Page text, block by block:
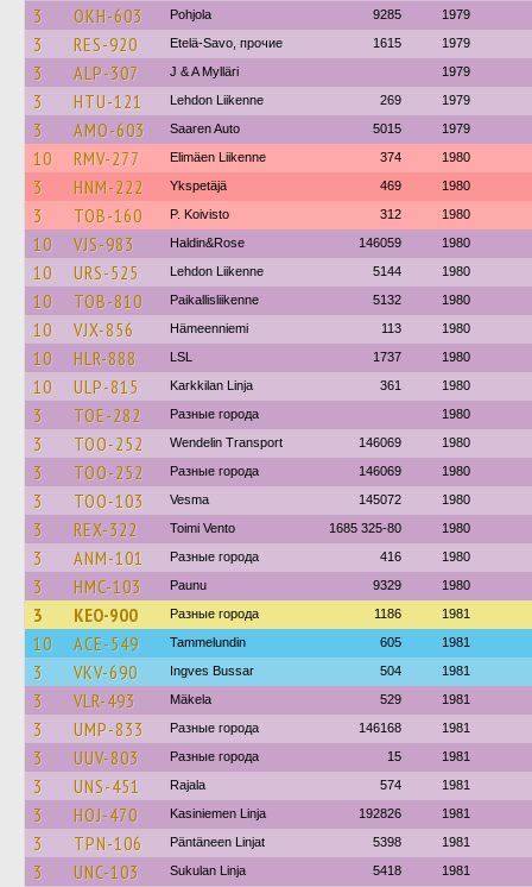
3 OKH-603 Pohjola 9285 1979
3 RES-920 Etelä-Savo, прочие 1615 1979
3 ALP-307 J & A Mylläri 1979
3 HTU-121 Lehdon Liikenne 269 1979
3 AMO-603 Saaren Auto 5015 1979
10 RMV-277 Elimäen Liikenne 374 1980
3 HNM-222 Ykspetäjä 469 1980
3 TOB-160 P. Koivisto 312 1980
10 VJS-983 Haldin&Rose 146059 1980
10 URS-525 Lehdon Liikenne 5144 1980
10 TOB-810 Paikallisliikenne 5132 1980
10 VJX-856 Hämeenniemi 113 1980
10 HLR-888 LSL 1737 1980
10 ULP-815 Karkkilan Linja 361 1980
3 TOE-282 Разные города 1980
3 TOO-252 Wendelin Transport 146069 1980
3 TOO-252 Разные города 146069 1980
3 TOO-103 Vesma 145072 1980
3 REX-322 Toimi Vento 1685 325-80 1980
3 ANM-101 Разные города 416 1980
3 HMC-103 Paunu 9329 1980
3 KEO-900 Разные города 1186 1981
10 ACE-549 Tammelundin 605 1981
3 VKV-690 Ingves Bussar 504 1981
3 VLR-493 Mäkela 529 1981
3 UMP-833 Разные города 146168 1981
3 UUV-803 Разные города 15 1981
3 UNS-451 Rajala 574 1981
3 HOJ-470 Kasiniemen Linja 192826 1981
3 TPN-106 Päntäneen Linjat 5398 1981
3 UNC-103 Sukulan Linja 5418 1981